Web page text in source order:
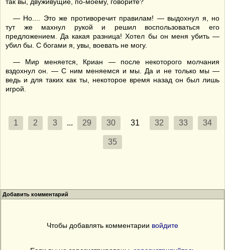
— Но.... Это же противоречит правилам! — выдохнул я, но
тут же махнул рукой и решил воспользоваться его
предложением. Да какая разница! Хотел бы он меня убить —
убил бы. С богами я, увы, воевать не могу.
— Мир меняется, Криан — после некоторого молчания
вздохнул он. — С ним меняемся и мы. Да и не только мы —
ведь и для таких как ты, некоторое время назад он был лишь
игрой.
1 2 3 ... 29 30 31 32 33 34
35
Добавить комментарий
Чтобы добавлять комментарии войдите